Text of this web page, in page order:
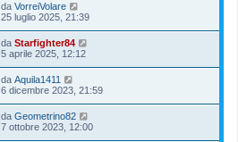
da VorreiVolare
25 luglio 2025, 21:39
da Starfighter84
5 aprile 2025, 12:12
da Aquila1411
6 dicembre 2023, 21:59
da Geometrino82
7 ottobre 2023, 12:00